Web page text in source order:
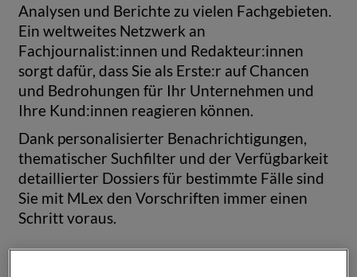
Analysen und Berichte zu vielen Fachgebieten.
Ein weltweites Netzwerk an
Fachjournalist:innen und Redakteur:innen
sorgt dafür, dass Sie als Erste:r auf Chancen
und Bedrohungen für Ihr Unternehmen und
Ihre Kund:innen reagieren können.
Dank personalisierter Benachrichtigungen,
thematischer Suchfilter und der Verfügbarkeit
detaillierter Dossiers für bestimmte Fälle sind
Sie mit MLex den Vorschriften immer einen
Schritt voraus.